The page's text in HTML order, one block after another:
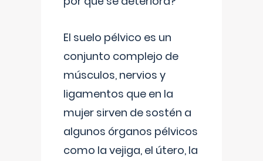
El suelo pélvico es un
conjunto complejo de
músculos, nervios y
ligamentos que en la
mujer sirven de sostén a
algunos órganos pélvicos
como la vejiga, el útero, la